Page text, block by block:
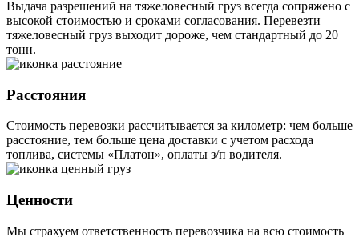
Выдача разрешений на тяжеловесный груз всегда сопряжено с
высокой стоимостью и сроками согласования. Перевезти
тяжеловесный груз выходит дороже, чем стандартный до 20
тонн.
Расстояния
Стоимость перевозки рассчитывается за километр: чем больше
расстояние, тем больше цена доставки с учетом расхода
топлива, системы «Платон», оплаты з/п водителя.
Ценности
Мы страхуем ответственность перевозчика на всю стоимость